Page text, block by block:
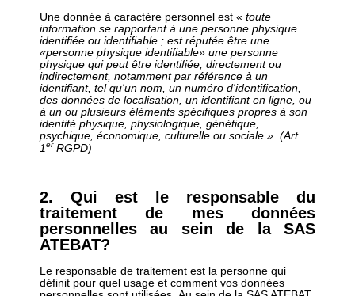
Une donnée à caractère personnel est « toute
information se rapportant à une personne physique
identifiée ou identifiable ; est réputée être une
«personne physique identifiable» une personne
physique qui peut être identifiée, directement ou
indirectement, notamment par référence à un
identifiant, tel qu'un nom, un numéro d'identification,
des données de localisation, un identifiant en ligne, ou
à un ou plusieurs éléments spécifiques propres à son
identité physique, physiologique, génétique,
psychique, économique, culturelle ou sociale ». (Art.
1erRGPD)
2. Qui est le responsable du
traitement de mes données
personnelles au sein de la SAS
ATEBAT?
Le responsable de traitement est la personne qui
définit pour quel usage et comment vos données